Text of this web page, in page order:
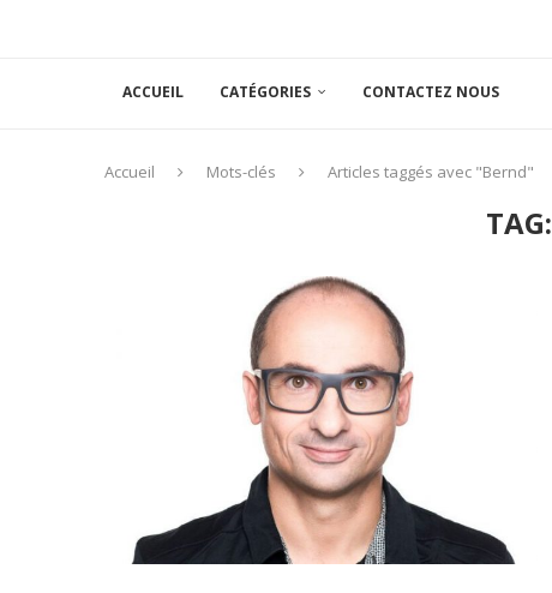
ACCUEIL CATÉGORIES CONTACTEZ NOUS
Accueil Mots-clés Articles taggés avec "Bernd"
TAG: